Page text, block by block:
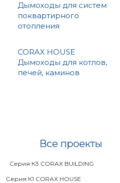
Дымоходы для систем
поквартирного
отопления
CORAX HOUSE
Дымоходы для котлов,
печей, каминов
Все проекты
Серия К3 СORAX BUILDING
Серия К1 СORAX HOUSE